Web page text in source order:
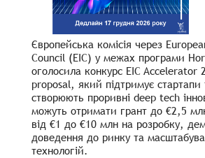
Європейська комісія через
Council (EIC) у межах програми
оголосила конкурс EIC Accelerator
proposal, який підтримує
створюють проривні deep tech
можуть отримати грант до €2,5 млн
від €1 до €10 млн на розробку,
доведення до ринку та
технологій.